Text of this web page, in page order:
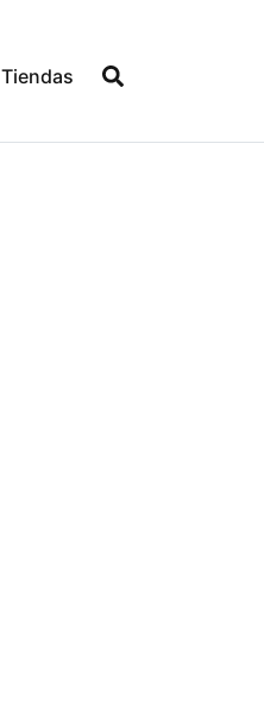
Tiendas